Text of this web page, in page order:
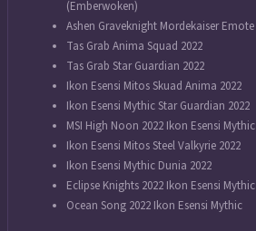
(Emberwoken)
Ashen Graveknight Mordekaiser Emote
Tas Grab Anima Squad 2022
Tas Grab Star Guardian 2022
Ikon Esensi Mitos Skuad Anima 2022
Ikon Esensi Mythic Star Guardian 2022
MSI High Noon 2022 Ikon Esensi Mythic
Ikon Esensi Mitos Steel Valkyrie 2022
Ikon Esensi Mythic Dunia 2022
Eclipse Knights 2022 Ikon Esensi Mythic
Ocean Song 2022 Ikon Esensi Mythic